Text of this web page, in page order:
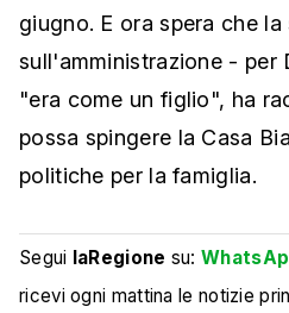
giugno. E ora spera che la
sull'amministrazione - per
"era come un figlio", ha
possa spingere la Casa
politiche per la famiglia.
Segui laRegione su:
ricevi ogni mattina le notizie